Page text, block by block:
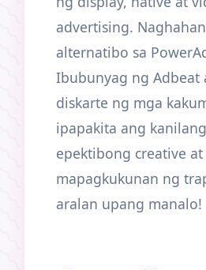
advertising.
alternatibo sa
Ibubunyag ng Adbeat
diskarte ng mga
ipapakita ang
epektibong creative at
mapagkukunan ng
aralan upang manalo!